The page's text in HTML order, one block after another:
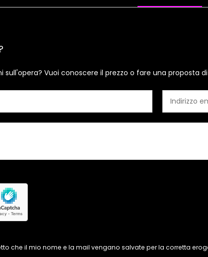
Vuoi conoscere il prezzo o fare una proposta
che il mio nome e la mail vengano salvate per la corretta